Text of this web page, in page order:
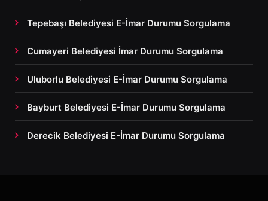
Tepebaşı Belediyesi E-İmar Durumu Sorgulama
Cumayeri Belediyesi İmar Durumu Sorgulama
Uluborlu Belediyesi E-İmar Durumu Sorgulama
Bayburt Belediyesi E-İmar Durumu Sorgulama
Derecik Belediyesi E-İmar Durumu Sorgulama